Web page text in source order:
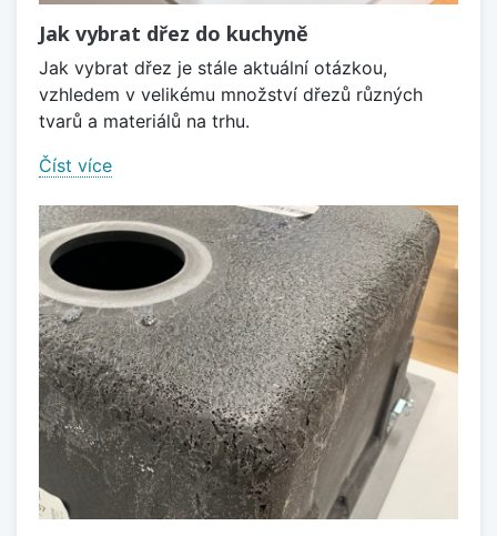
Jak vybrat dřez do kuchyně
Jak vybrat dřez je stále aktuální otázkou,
vzhledem v velikému množství dřezů různých
tvarů a materiálů na trhu.
Číst více